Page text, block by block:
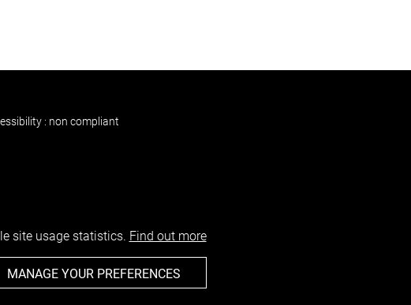
: non compliant
site usage statistics. Find out more
MANAGE YOUR PREFERENCES